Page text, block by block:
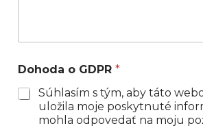
Dohoda o GDPR *
Súhlasím s tým, aby táto
uložila moje poskytnuté
mohla odpovedať na moju